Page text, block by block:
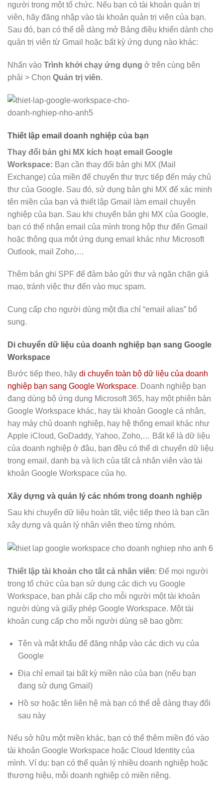
người trong một tổ chức. Nếu bạn có tài khoản quản trị
viên, hãy đăng nhập vào tài khoản quản trị viên của bạn.
Sau đó, bạn có thể dễ dàng mở Bảng điều khiển dành cho
quản trị viên từ Gmail hoặc bất kỳ ứng dụng nào khác:
Nhấn vào Trình khởi chạy ứng dụng ở trên cùng bên
phải > Chọn Quản trị viên.
Thiết lập email doanh nghiệp của bạn
Thay đổi bản ghi MX kích hoạt email Google
Workspace: Bạn cần thay đổi bản ghi MX (Mail
Exchange) của miền để chuyển thư trực tiếp đến máy chủ
thư của Google. Sau đó, sử dụng bản ghi MX để xác minh
tên miền của bạn và thiết lập Gmail làm email chuyên
nghiệp của bạn. Sau khi chuyển bản ghi MX của Google,
bạn có thể nhận email của mình trong hộp thư đến Gmail
hoặc thông qua một ứng dụng email khác như Microsoft
Outlook, mail Zoho,…
Thêm bản ghi SPF để đảm bảo gửi thư và ngăn chặn giả
mạo, tránh việc thư đến vào mục spam.
Cung cấp cho người dùng một địa chỉ “email alias” bổ
sung.
Di chuyển dữ liệu của doanh nghiệp bạn sang Google
Workspace
Bước tiếp theo, hãy di chuyển toàn bộ dữ liệu của doanh
nghiệp bạn sang Google Workspace. Doanh nghiệp bạn
đang dùng bộ ứng dụng Microsoft 365, hay một phiên bản
Google Workspace khác, hay tài khoản Google cá nhân,
hay máy chủ doanh nghiệp, hay hệ thống email khác như
Apple iCloud, GoDaddy, Yahoo, Zoho,… Bất kể là dữ liệu
của doanh nghiệp ở đâu, bạn đều có thể di chuyển dữ liệu
trong email, danh bạ và lịch của tất cả nhân viên vào tài
khoản Google Workspace của họ.
Xây dựng và quản lý các nhóm trong doanh nghiệp
Sau khi chuyển dữ liệu hoàn tất, việc tiếp theo là bạn cần
xây dựng và quản lý nhân viên theo từng nhóm.
Thiết lập tài khoản cho tất cả nhân viên: Để mọi người
trong tổ chức của bạn sử dụng các dịch vụ Google
Workspace, bạn phải cấp cho mỗi người một tài khoản
người dùng và giấy phép Google Workspace. Một tài
khoản cung cấp cho mỗi người dùng sẽ bao gồm:
Tên và mật khẩu để đăng nhập vào các dịch vụ của
Google
Địa chỉ email tại bất kỳ miền nào của bạn (nếu bạn
đang sử dụng Gmail)
Hồ sơ hoặc tên liên hệ mà bạn có thể dễ dàng thay đổi
sau này
Nếu sở hữu một miền khác, bạn có thể thêm miền đó vào
tài khoản Google Workspace hoặc Cloud Identity của
mình. Ví dụ: bạn có thể quản lý nhiều doanh nghiệp hoặc
thương hiệu, mỗi doanh nghiệp có miền riêng.